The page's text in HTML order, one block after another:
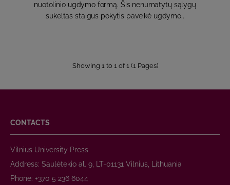
nuotolinio ugdymo formą. Šis nenumatytų sąlygų
sukeltas staigus pokytis paveikė ugdymo..
Showing 1 to 1 of 1 (1 Pages)
CONTACTS
Vilnius University Press
Address: Saulėtekio al. 9, LT-01131 Vilnius, Lithuania
Phone: +370 5 236 6044